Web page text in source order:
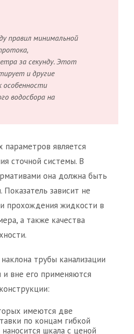
правил минимальной
за секунду. Этот
и другие
особенности
водосбора на
является
сточной системы. В
она должна быть
Показатель зависит не
прохождения жидкости в
а также качества
трубы канализации
вне его применяются
имеются две
по концам гибкой
шкала с ценой